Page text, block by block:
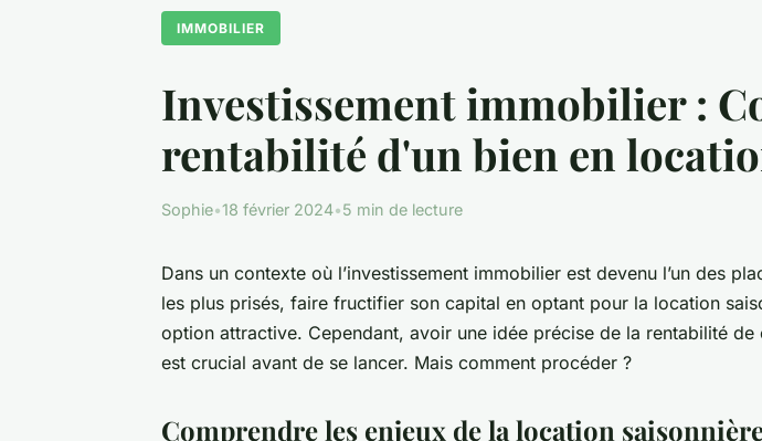
IMMOBILIER
Investissement immobilier :
rentabilité d'un bien en
Sophie•18 février 2024•5 min de lecture
Dans un contexte où l’investissement immobilier est devenu l’un des
les plus prisés, faire fructifier son capital en optant pour la location
option attractive. Cependant, avoir une idée précise de la rentabilité
est crucial avant de se lancer. Mais comment procéder ?
Comprendre les enjeux de la location